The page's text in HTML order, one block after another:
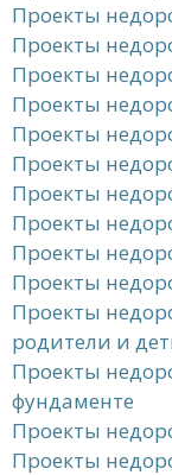
Проекты
Проекты
Проекты
Проекты
Проекты
Проекты
Проекты
Проекты
Проекты
Проекты
Проекты
родители и
Проекты
фундаменте
Проекты
Проекты